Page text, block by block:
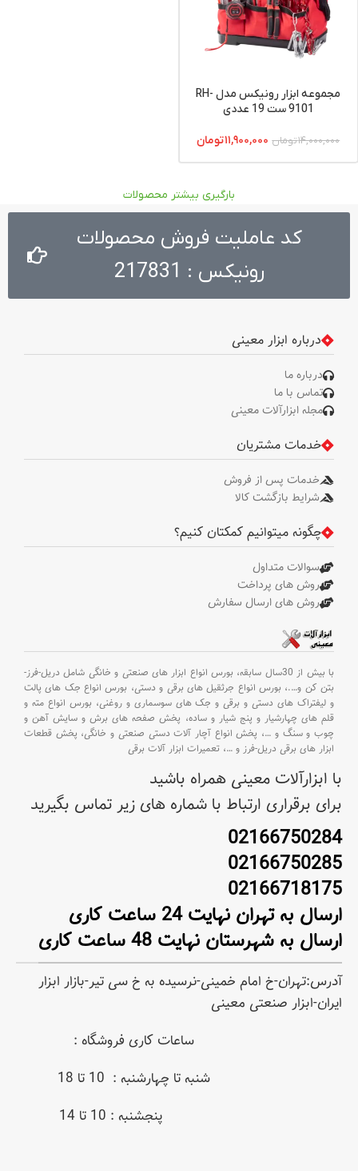
مجموعه ابزار رونیکس مدل RH-
9101 ست 19 عددی
۱۴,۰۰۰,۰۰۰تومان ۱۱,۹۰۰,۰۰۰تومان
بارگیری بیشتر محصولات
کد عاملیت فروش محصولات
رونیکس : 217831
درباره ابزار معینی
درباره ما
تماس با ما
مجله ابزارآلات معینی
خدمات مشتریان
خدمات پس از فروش
شرایط بازگشت کالا
چگونه میتوانیم کمکتان کنیم؟
سوالات متداول
روش های پرداخت
روش های ارسال سفارش
با بیش از 30سال سابقه،
بورس انواع ابزار های صنعتی و خانگی شامل دریل-فرز-
بتن کن و….، بورس انواع جرثقیل های برقی و دستی، بورس انواع جک های پالت
و لیفتراک های دستی و برقی و جک های سوسماری و روغنی، بورس انواع مته و
قلم های چهارشیار و پنج شیار و ساده، پخش صفحه های برش و سایش آهن و
چوب و سنگ و …، پخش انواع آچار آلات دستی صنعتی و خانگی، پخش قطعات
ابزار های برقی دریل-فرز و …، تعمیرات ابزار آلات برقی
با ابزارآلات معینی همراه باشید
برای برقراری ارتباط با شماره های زیر تماس بگیرید
02166750284
02166750285
02166718175
ارسال به تهران نهایت 24 ساعت کاری
ارسال به شهرستان نهایت 48 ساعت کاری
آدرس:تهران-خ امام خمینی-نرسیده به خ سی تیر-بازار ابزار
ایران-ابزار صنعتی معینی
ساعات کاری فروشگاه :
شنبه تا چهارشنبه : 10 تا 18
پنجشنبه : 10 تا 14